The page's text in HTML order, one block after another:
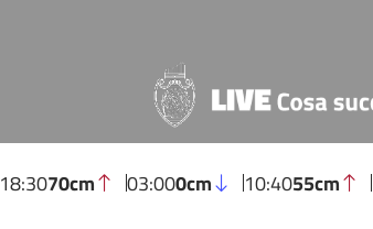
18:3070cm 03:000cm 10:4055cm